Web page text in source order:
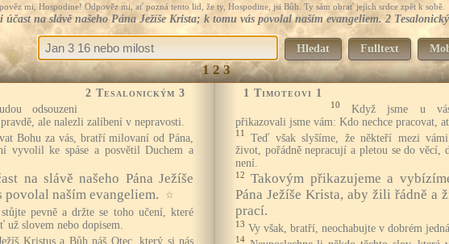
mi, Hospodine! Odpověz mi, ať pozná tento lid, že ty, Hospodine, jsi Bůh. Ty sám obrať jejich srdce zpět k sobě.
účast na slávě našeho Pána Ježíše Krista; k tomu vás povolal naším evangeliem. 2
Hledat Fulltext
1 2 3
2 Tesalonickým 3
odsouzeni
ale nalezli zalíbení v nepravosti.
Bohu za vás, bratří milovaní od Pána,
vyvolil ke spáse a posvětil Duchem a
na slávě našeho Pána Ježíše
povolal naším evangeliem.
☆
pevně a držte se toho učení, které
už slovem nebo dopisem.
Kristus a Bůh náš Otec, který si nás
1 Timoteovi 1
10
Když jsme u
přikazovali jsme vám: Kdo nechce pracovat,
11
Teď však slyšíme, že někteří mezi
život, pořádně nepracují a pletou se do věcí,
není.
12
Takovým přikazujeme a
Pána Ježíše Krista, aby žili řádně a
prací.
13 Vy však, bratří, neochabujte v dobrém
14